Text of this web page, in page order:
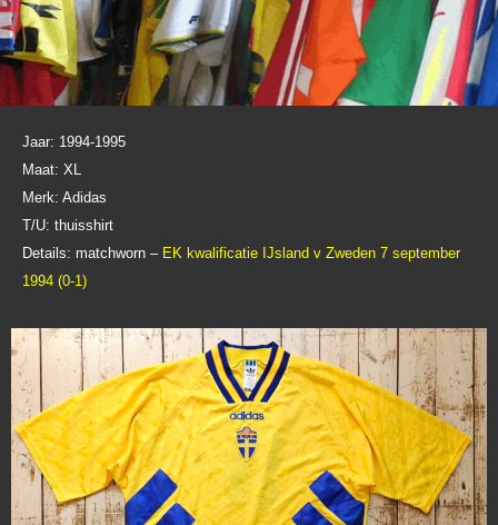
Jaar: 1994-1995
Maat: XL
Merk: Adidas
T/U: thuisshirt
Details: matchworn – EK kwalificatie IJsland v Zweden 7 september
1994 (0-1)